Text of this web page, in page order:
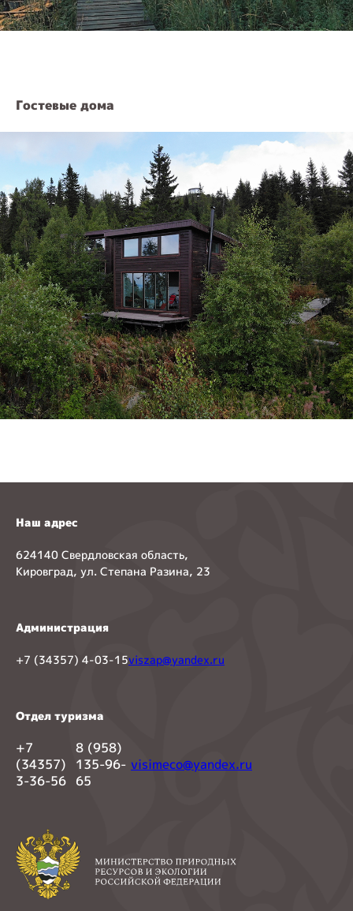
Гостевые дома
Наш адрес
624140 Свердловская область,
Кировград, ул. Степана Разина, 23
Администрация
+7 (34357) 4-03-15viszap@yandex.ru
Отдел туризма
+7
(34357)
3-36-56
8 (958)
135-96-
65
visimeco@yandex.ru